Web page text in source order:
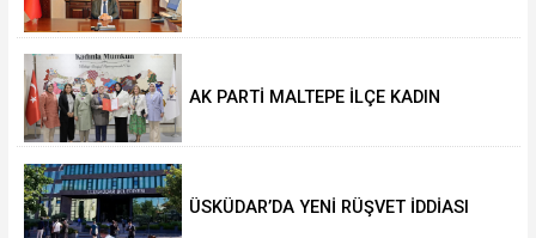
AK PARTİ MALTEPE İLÇE KADIN
ÜSKÜDAR’DA YENİ RÜŞVET İDDİASI